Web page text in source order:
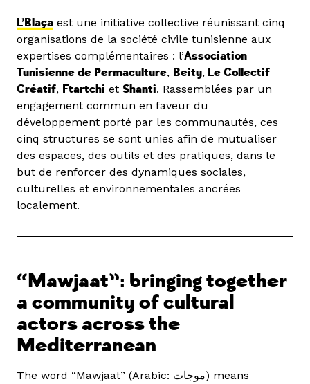
L’Blaça est une initiative collective réunissant cinq
organisations de la société civile tunisienne aux
expertises complémentaires : l’Association
Tunisienne de Permaculture, Beity, Le Collectif
Créatif, Ftartchi et Shanti. Rassemblées par un
engagement commun en faveur du
développement porté par les communautés, ces
cinq structures se sont unies afin de mutualiser
des espaces, des outils et des pratiques, dans le
but de renforcer des dynamiques sociales,
culturelles et environnementales ancrées
localement.
“Mawjaat”: bringing together
a community of cultural
actors across the
Mediterranean
The word “Mawjaat” (Arabic: موجات) means